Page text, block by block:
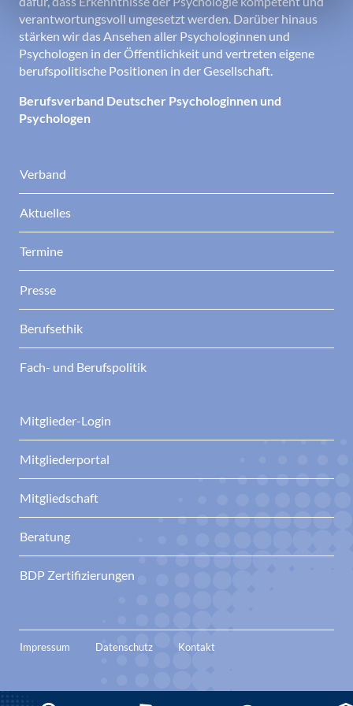
verantwortungsvoll umgesetzt werden. Darüber hinaus
stärken wir das Ansehen aller Psychologinnen und
Psychologen in der Öffentlichkeit und vertreten eigene
berufspolitische Positionen in der Gesellschaft.
Berufsverband Deutscher Psychologinnen und
Psychologen
Verband
Aktuelles
Termine
Presse
Berufsethik
Fach- und Berufspolitik
Mitglieder-Login
Mitgliederportal
Mitgliedschaft
Beratung
BDP Zertifizierungen
Impressum Datenschutz Kontakt